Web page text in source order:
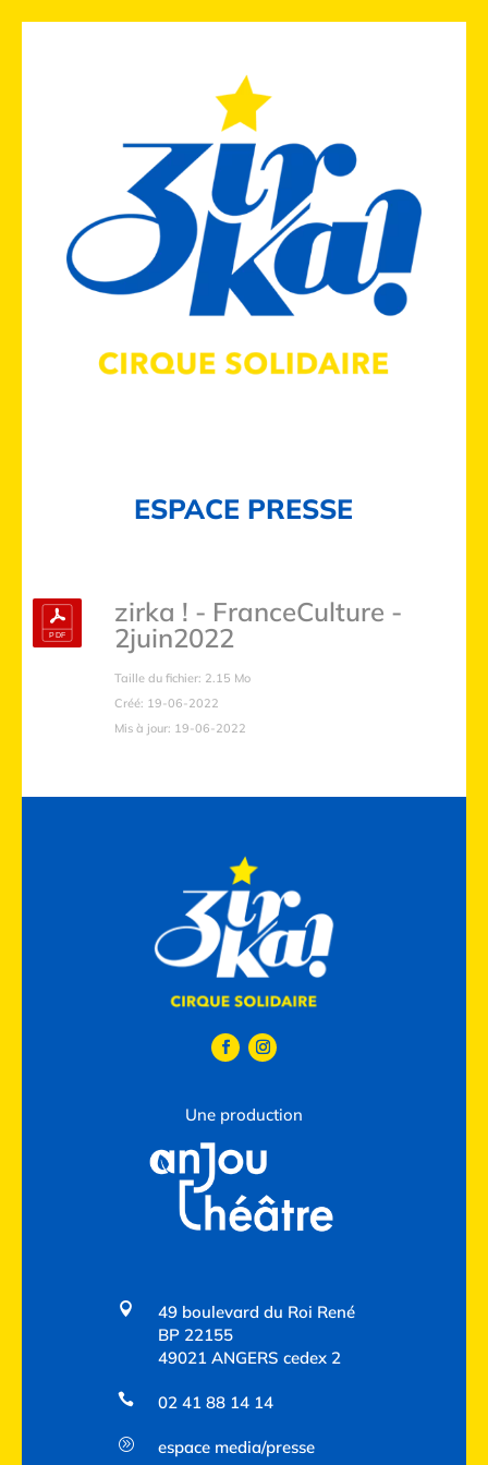
ESPACE PRESSE
zirka ! - FranceCulture -
2juin2022
Taille du fichier: 2.15 Mo
Créé: 19-06-2022
Mis à jour: 19-06-2022
Une production

49 boulevard du Roi René
BP 22155
49021 ANGERS cedex 2
 02 41 88 14 14
A espace media/presse